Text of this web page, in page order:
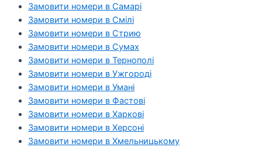
Замовити номери в Самарі
Замовити номери в Смілі
Замовити номери в Стрию
Замовити номери в Сумах
Замовити номери в Тернополі
Замовити номери в Ужгороді
Замовити номери в Умані
Замовити номери в Фастові
Замовити номери в Харкові
Замовити номери в Херсоні
Замовити номери в Хмельницькому